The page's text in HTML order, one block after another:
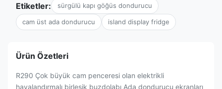
Etiketler: sürgülü kapı göğüs dondurucu
cam üst ada dondurucu island display fridge
Ürün Özetleri
R290 Çok büyük cam penceresi olan elektrikli
havalandırmalı birleşik buzdolabı Ada dondurucu ekranları